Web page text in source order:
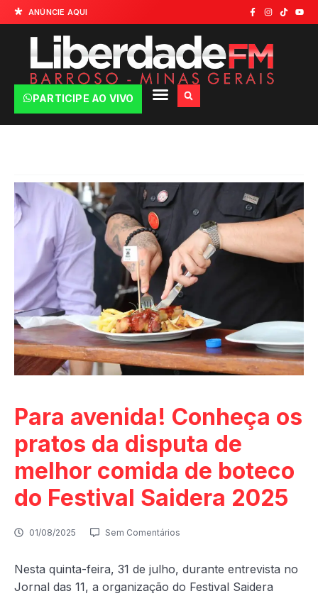
ANÚNCIE AQUI
PARTICIPE AO VIVO
Para avenida! Conheça os
pratos da disputa de
melhor comida de boteco
do Festival Saidera 2025
01/08/2025 Sem Comentários
Nesta quinta-feira, 31 de julho, durante entrevista no
Jornal das 11, a organização do Festival Saidera